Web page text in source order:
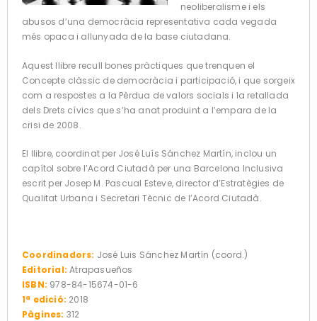
neoliberalisme i els
abusos d’una democràcia representativa cada vegada
més opaca i allunyada de la base ciutadana.
Aquest llibre recull bones pràctiques que trenquen el
Concepte clàssic de democràcia i participació, i que sorgeix
com a respostes a la Pèrdua de valors socials i la retallada
dels Drets cívics que s’ha anat produint a l’empara de la
crisi de 2008.
El llibre, coordinat per José Luís Sánchez Martín, inclou un
capítol sobre l’Acord Ciutadà per una Barcelona Inclusiva
escrit per Josep M. Pascual Esteve, director d’Estratègies de
Qualitat Urbana i Secretari Tècnic de l’Acord Ciutadà.
Coordinadors: José Luis Sánchez Martín (coord.)
Editorial: Atrapasueños
ISBN: 978-84-15674-01-6
1ª edició: 2018
Pàgines: 312